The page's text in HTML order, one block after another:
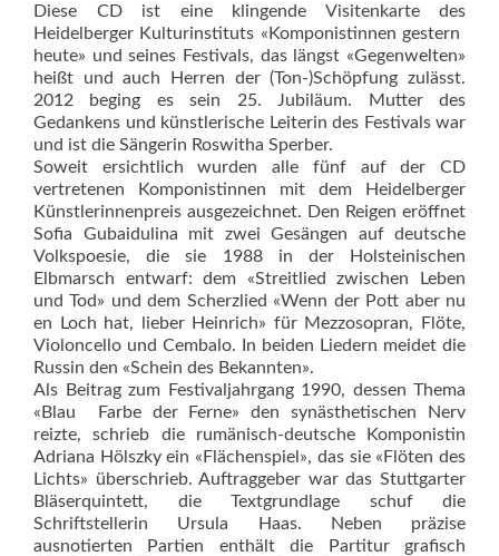
Diese CD ist eine klingende Visitenkarte des
Heidelberger Kulturinstituts «Komponistinnen gestern 
heute» und seines Festivals, das längst «Gegenwelten»
heißt und auch Herren der (Ton-)Schöpfung zulässt.
2012 beging es sein 25. Jubiläum. Mutter des
Gedankens und künstlerische Leiterin des Festivals war
und ist die Sängerin Ros­witha Sperber.
Soweit ersichtlich wurden alle fünf auf der CD
vertretenen Komponistinnen mit dem Heidelberger
Künstlerinnenpreis ausgezeichnet. Den Reigen eröffnet
Sofia Gubaidulina mit zwei Gesängen auf deutsche
Volkspoesie, die sie 1988 in der Holsteinischen
Elbmarsch entwarf: dem «Streitlied zwischen Leben
und Tod» und dem Scherzlied «Wenn der Pott aber nu
en Loch hat, lieber Heinrich» für Mezzosopran, Flöte,
Violoncello und Cembalo. In beiden Liedern meidet die
Russin den «Schein des Bekannten».
Als Beitrag zum Festivaljahrgang 1990, dessen Thema
«Blau  Farbe der Ferne» den synästhetischen Nerv
reizte, schrieb die rumänisch-deutsche Komponistin
Adriana Hölszky ein «Flächenspiel», das sie «Flöten des
Lichts» überschrieb. Auftraggeber war das Stuttgarter
Bläserquintett, die Textgrundlage schuf die
Schriftstellerin Ursula Haas. Neben präzise
ausnotierten Partien enthält die Partitur grafisch